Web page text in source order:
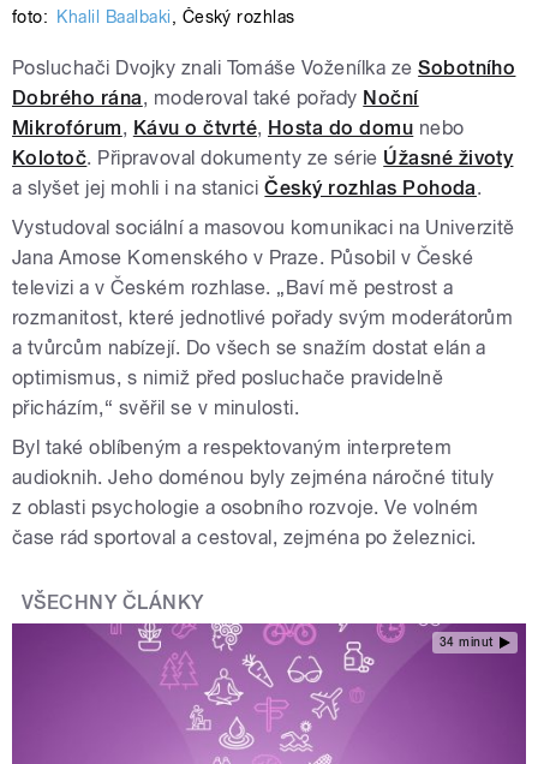
foto: Khalil Baalbaki, Český rozhlas
Posluchači Dvojky znali Tomáše Voženílka zeSobotního
Dobrého rána, moderoval také pořady Noční
Mikrofórum, Kávu o čtvrté, Hosta do domu nebo
Kolotoč. Připravoval dokumenty ze série Úžasné životy
a slyšet jej mohli i na staniciČeský rozhlas Pohoda.
Vystudoval sociální a masovou komunikaci na Univerzitě
Jana Amose Komenského v Praze. Působil v České
televizi a v Českém rozhlase. „Baví mě pestrost a
rozmanitost, které jednotlivé pořady svým moderátorům
a tvůrcům nabízejí. Do všech se snažím dostat elán a
optimismus, s nimiž před posluchače pravidelně
přicházím,“ svěřil se v minulosti.
Byl také oblíbeným a respektovaným interpretem
audioknih. Jeho doménou byly zejména náročné tituly
z oblasti psychologie a osobního rozvoje. Ve volném
čase rád sportoval a cestoval, zejména po železnici.
VŠECHNY ČLÁNKY
34 minut